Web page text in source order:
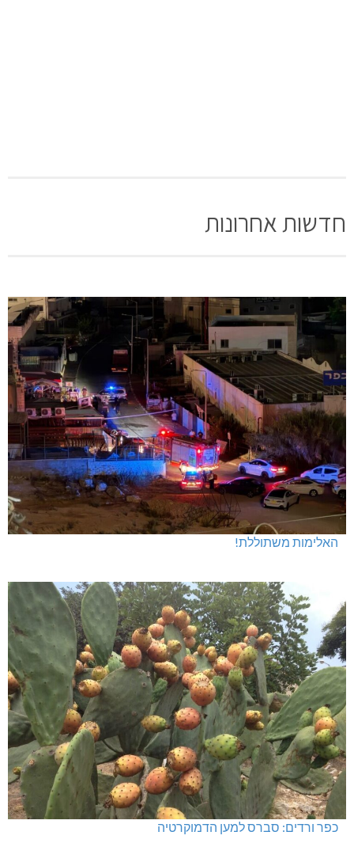
חדשות אחרונות
האלימות משתוללת!
כפר ורדים: סברס למען הדמוקרטיה